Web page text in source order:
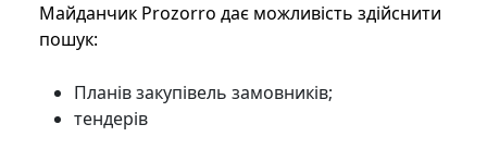
Майданчик Prozorro дає можливість здійснити
пошук:
Планів закупівель замовників;
тендерів